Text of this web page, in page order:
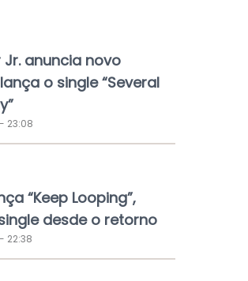
Jr. anuncia novo
o single “Several
23:08
“Keep Looping”,
desde o retorno
22:38